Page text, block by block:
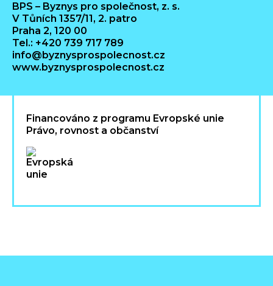
BPS – Byznys pro společnost, z. s.
V Tůních 1357/11, 2. patro
Praha 2, 120 00
Tel.: +420 739 717 789
info@byznysprospolecnost.cz
www.byznysprospolecnost.cz
Financováno z programu Evropské unie
Právo, rovnost a občanství